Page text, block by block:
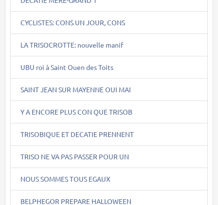
CYCLISTES: CONS UN JOUR, CONS
LA TRISOCROTTE: nouvelle manif
UBU roi à Saint Ouen des Toits
SAINT JEAN SUR MAYENNE OUI MAI
Y A ENCORE PLUS CON QUE TRISOB
TRISOBIQUE ET DECATIE PRENNENT
TRISO NE VA PAS PASSER POUR UN
NOUS SOMMES TOUS EGAUX
BELPHEGOR PREPARE HALLOWEEN